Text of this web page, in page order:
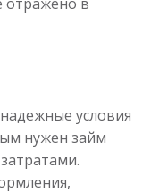
условия
нужен займ